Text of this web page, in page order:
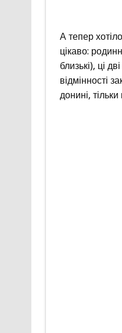
А тепер
цікаво:
близькі), ці
відмінності
донині,